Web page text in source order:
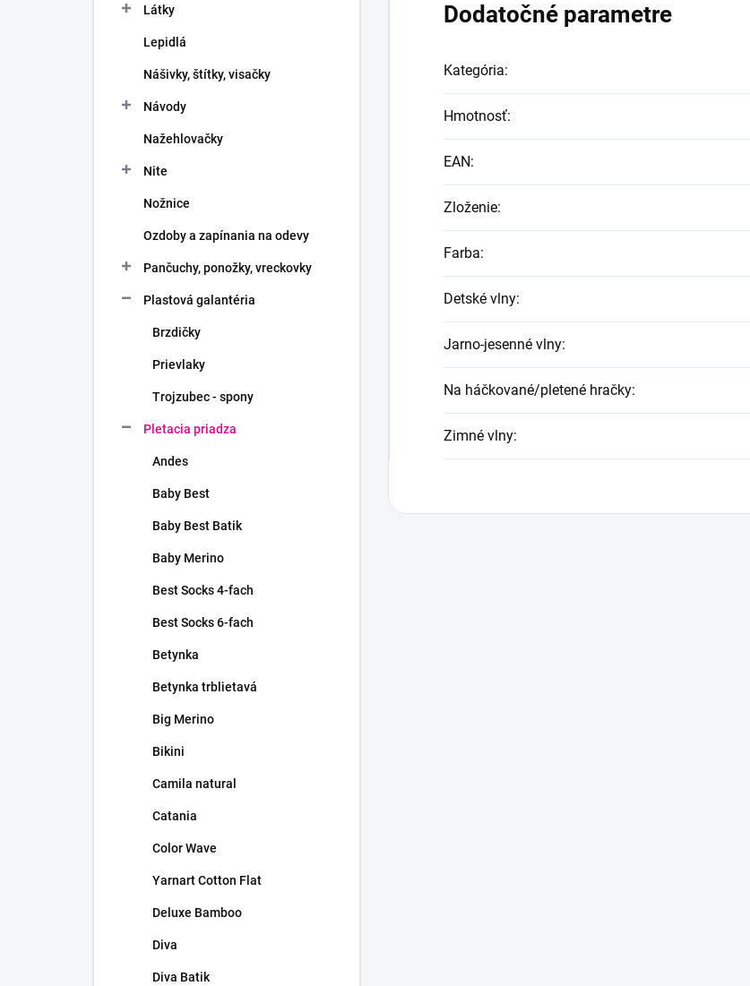
Látky
Lepidlá
Nášivky, štítky, visačky
Návody
Nažehlovačky
Nite
Nožnice
Ozdoby a zapínania na odevy
Pančuchy, ponožky, vreckovky
Plastová galantéria
Brzdičky
Prievlaky
Trojzubec - spony
Pletacia priadza
Andes
Baby Best
Baby Best Batik
Baby Merino
Best Socks 4-fach
Best Socks 6-fach
Betynka
Betynka trblietavá
Big Merino
Bikini
Camila natural
Catania
Color Wave
Yarnart Cotton Flat
Deluxe Bamboo
Diva
Diva Batik
Dodatočné parametre
Kategória:
Hmotnosť:
EAN:
Zloženie:
Farba:
Detské vlny:
Jarno-jesenné vlny:
Na háčkované/pletené hračky:
Zimné vlny: